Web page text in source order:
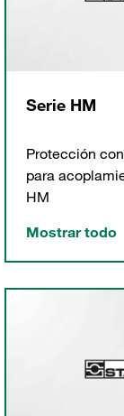
Serie HM
Protección
para
HM
Mostrar todo